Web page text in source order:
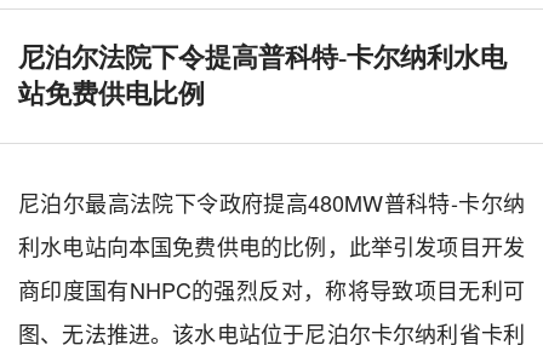
尼泊尔法院下令提高普科特-卡尔纳利水电
站免费供电比例
尼泊尔最高法院下令政府提高480MW普科特-卡尔纳
利水电站向本国免费供电的比例，此举引发项目开发
商印度国有NHPC的强烈反对，称将导致项目无利可
图、无法推进。该水电站位于尼泊尔卡尔纳利省卡利